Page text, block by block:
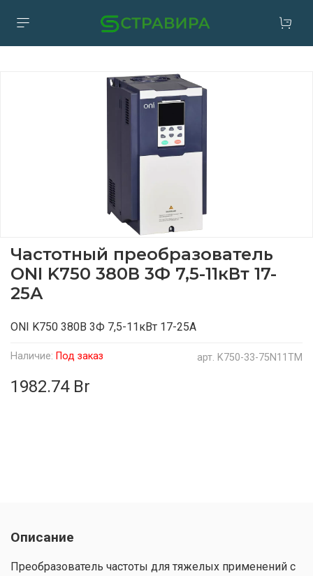
арт. K750-33-75N11TM
Наличие: Под заказ
Частотный преобразователь
ONI K750 380В 3Ф 7,5-11кВт 17-
25А
1982.74 Br
ONI K750 380В 3Ф 7,5-11кВт 17-25А
Описание
Преобразователь частоты для тяжелых применений с